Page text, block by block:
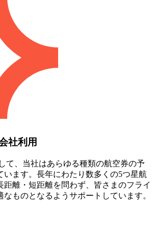
社利用
て、当社はあらゆる種類の航空券の予
います。長年にわたり数多くの5つ星航
距離・短距離を問わず、皆さまのフライ
なものとなるようサポートしています。